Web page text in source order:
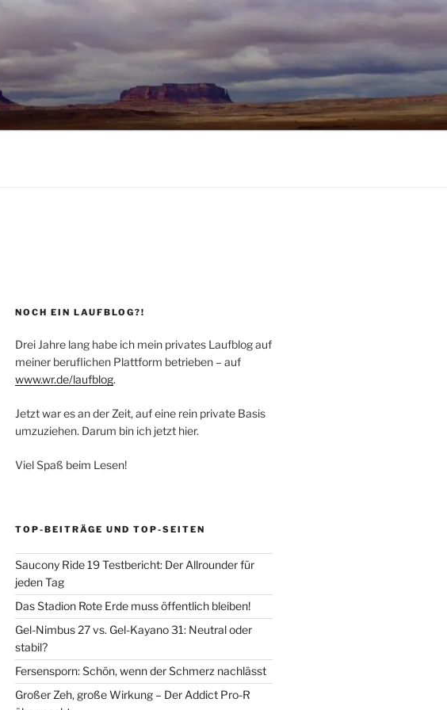
NOCH EIN LAUFBLOG?!
Drei Jahre lang habe ich mein privates Laufblog auf
meiner beruflichen Plattform betrieben – auf
www.wr.de/laufblog.
Jetzt war es an der Zeit, auf eine rein private Basis
umzuziehen. Darum bin ich jetzt hier.
Viel Spaß beim Lesen!
TOP-BEITRÄGE UND TOP-SEITEN
Saucony Ride 19 Testbericht: Der Allrounder für
jeden Tag
Das Stadion Rote Erde muss öffentlich bleiben!
Gel-Nimbus 27 vs. Gel-Kayano 31: Neutral oder
stabil?
Fersensporn: Schön, wenn der Schmerz nachlässt
Großer Zeh, große Wirkung – Der Addict Pro-R